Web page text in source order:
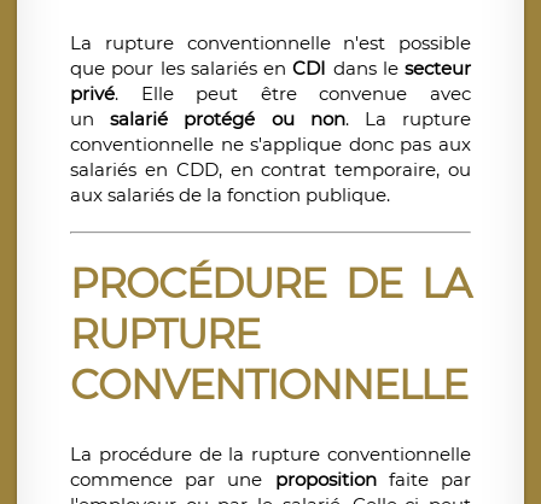
La rupture conventionnelle n'est possible
que pour les salariés enCDI dans le secteur
privé. Elle peut être convenue avec
unsalarié protégé ou non. La rupture
conventionnelle ne s'applique donc pas aux
salariés en CDD, en contrat temporaire, ou
aux salariés de la fonction publique.
PROCÉDURE DE LA
RUPTURE
CONVENTIONNELLE
La procédure de la rupture conventionnelle
commence par une propositionfaite par